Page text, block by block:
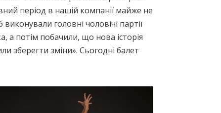
період в нашій компанії майже не
головні чоловічі партії
а потім побачили, що нова історія
зберегти зміни». Сьогодні балет